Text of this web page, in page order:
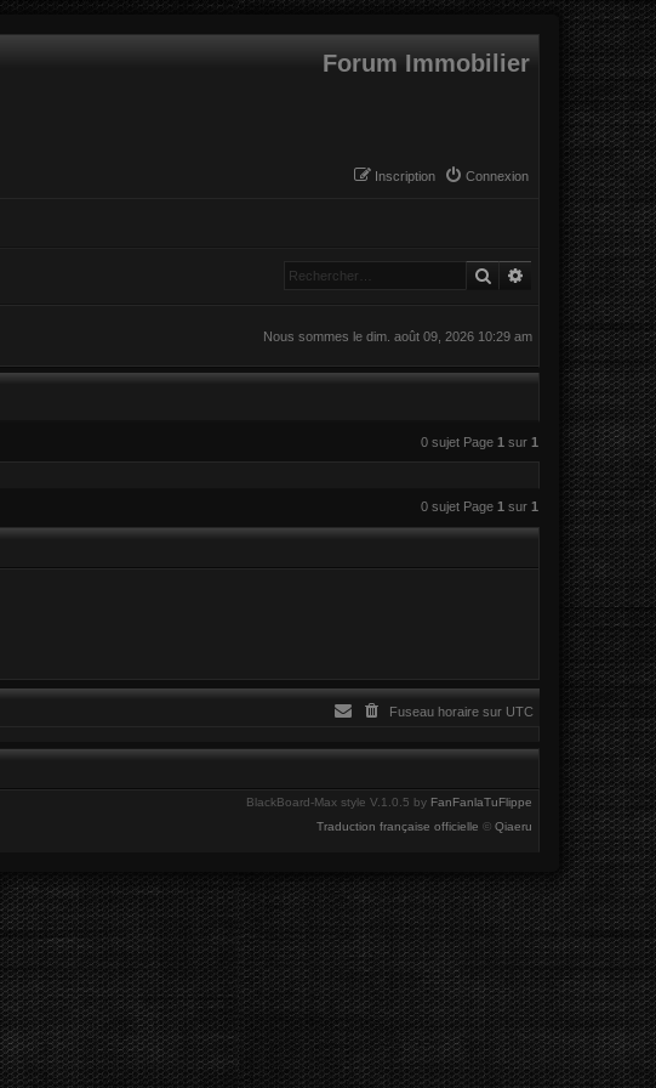
Forum Immobilier
Connexion
Inscription
Rechercher
Recherche
Nous sommes le dim. août 09, 2026 10:29 am
0 sujet Page 1 sur 1
0 sujet Page 1 sur 1
Fuseau horaire sur UTC
BlackBoard-Max style V.1.0.5 by FanFanlaTuFlippe
Traduction française officielle © Qiaeru